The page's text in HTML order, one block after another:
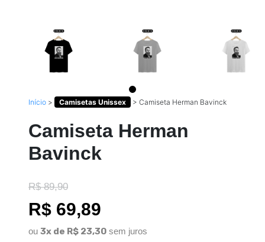
Início > Camisetas Unissex > Camiseta Herman Bavinck
Camiseta Herman
Bavinck
R$ 89,90
R$ 69,89
ou 3x de R$ 23,30 sem juros